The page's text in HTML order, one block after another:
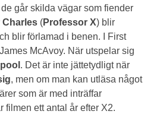
går skilda vägar som fiender
Charles (Professor X) blir
blir förlamad i benen. I First
McAvoy. När utspelar sig
. Det är inte jättetydligt när
, men om man kan utläsa något
som är med inträffar
filmen ett antal år efter X2.